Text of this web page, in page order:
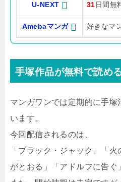
U-NEXT 31 日間無
Amebaマンガ 好きなマ
手塚作品が無料で読め
マンガワンでは定期的に手塚
います。
今回配信されるのは、
「ブラック・ジャック」「
がとおる」「アドルフに告ぐ